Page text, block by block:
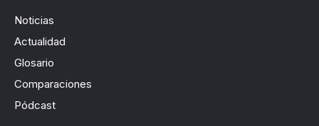
Noticias
Actualidad
Glosario
Comparaciones
Pódcast